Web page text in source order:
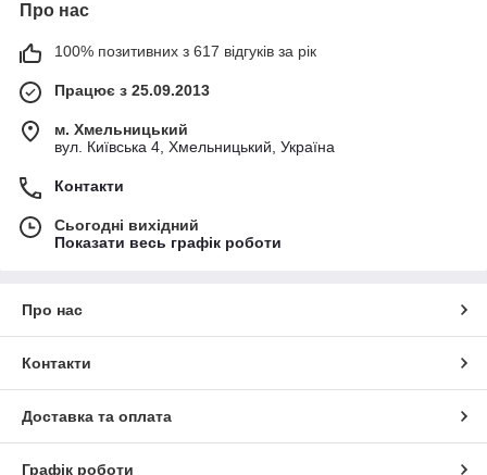
Про нас
100% позитивних з 617 відгуків за рік
Працює з 25.09.2013
м. Хмельницький
вул. Київська 4, Хмельницький, Україна
Контакти
Сьогодні вихідний
Показати весь графік роботи
Про нас
Контакти
Доставка та оплата
Графік роботи